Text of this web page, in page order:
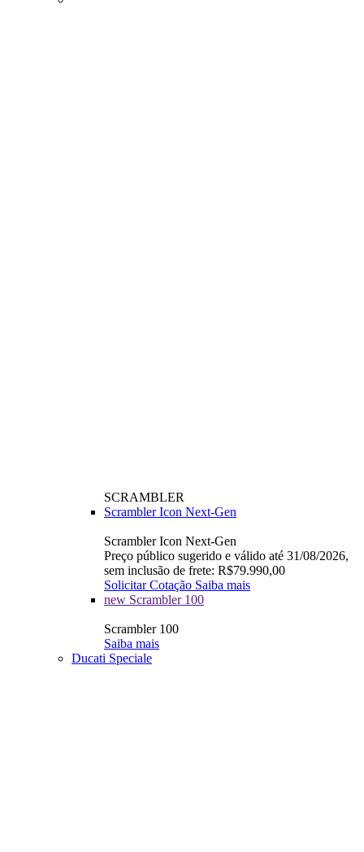
SCRAMBLER
Scrambler Icon Next-Gen
Scrambler Icon Next-Gen
Preço público sugerido e válido até 31/08/2026,
sem inclusão de frete: R$79.990,00
Solicitar Cotação Saiba mais
new Scrambler 100
Scrambler 100
Saiba mais
Ducati Speciale